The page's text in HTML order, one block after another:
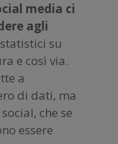
media ci
agli
su
e così via.
a
di dati, ma
che se
essere